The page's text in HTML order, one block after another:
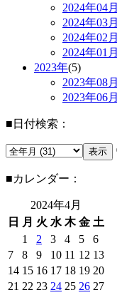
2024年04月
2024年03月
2024年02月
2024年01月
2023年(5)
2023年08月
2023年06月
■日付検索：
■カレンダー：
2024年4月
日
月 火 水 木 金 土
1
2 3 4 5
6
7
8 9 10 11 12 13
14 15 16 17 18 19 20
21 22 23 24 25 26 27